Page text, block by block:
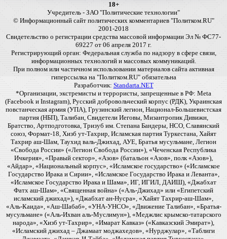
18+
Учредитель - ЗАО "Политические технологии"
© Информационный сайт политических комментариев "Политком.RU"
2001-2018
Свидетельство о регистрации средства массовой информации Эл № ФС77-
69227 от 06 апреля 2017 г.
Регистрирующий орган: Федеральная служба по надзору в сфере связи,
информационных технологий и массовых коммуникаций.
При полном или частичном использовании материалов сайта активная
гиперссылка на "Политком.RU" обязательна
Разработчик: Standarta.NET
*Организации, экстремисты и террористы, запрещенные в РФ: Meta
(Facebook и Instagram), Русский добровольческий корпус (РДК), Украинская
повстанческая армия (УПА), Грузинский легион, Национал-Большевистская
партия (НБП), Талибан, Свидетели Иеговы, Мизантропик Дивижн,
Братство, Артподготовка, Тризуб им. Степана Бандеры, НСО, Славянский
союз, Формат-18, Хизб ут-Тахрир, Исламская партия Туркестана, Хайят
Тахрир аш-Шам, Таухид валь-Джихад, АУЕ, Братья мусульмане, Легион
«Свобода России» («Легион Свобода России»), «Чеченская Республика
Ичкерия», «Правый сектор», «Азов» (батальон «Азов», полк «Азов»),
«Айдар», «Национальный корпус», «Исламское государство» («Исламское
Государство Ирака и Сирии», «Исламское Государство Ирака и Леванта»,
«Исламское Государство Ирака и Шама», ИГ, ИГИЛ, ДАИШ), «Джабхат
Фатх аш-Шам», «Священная война» («Аль-Джихад» или «Египетский
исламский джихад»), «Джабхат ан-Нусра», «Хайят Тахрир-аш-Шам»,
«Аль-Каида», «Аш-Шабаб», «УНА-УНСО», «Движение Талибан», «Братья-
мусульмане» («Аль-Ихван аль-Муслимун»), «Меджлис крымско-татарского
народа», «Хизб ут-Тахрир», «Имарат Кавказ» («Кавказский Эмират»),
«Исламский джихад – Джамаат моджахедов», «Нурджулар», «Таблиги